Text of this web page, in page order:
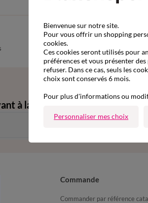
Livraison express
domicile, relais, consignes
à la newsletter
email de confirmation
Commande
Commander par référence
Bienvenue sur notre site.
Pour vous offrir un shopping
cookies.
Ces cookies seront utilisés pour
préférences et vous présenter
refuser. Dans ce cas, seuls les
choix sont conservés 6 mois.
Pour plus d'informations ou
Personnaliser mes choix